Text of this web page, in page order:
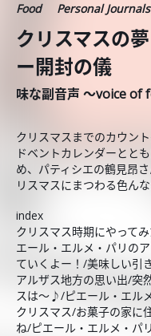
Food Personal Journals
クリスマスの
ー開封の儀
味な副音声 ～voice of
クリスマスまでのカウン
ドベントカレンダーとと
め、パティシエの鶴見昂
リスマスにまつわる色ん
index
クリスマス時期にやって
エール・エルメ・パリの
ていくよー！/美味しい引
アルザス地方の思い出/突
スは～♪/ピエール・エル
クリスマス/お菓子の家に
ね/ピエール・エルメ・パ